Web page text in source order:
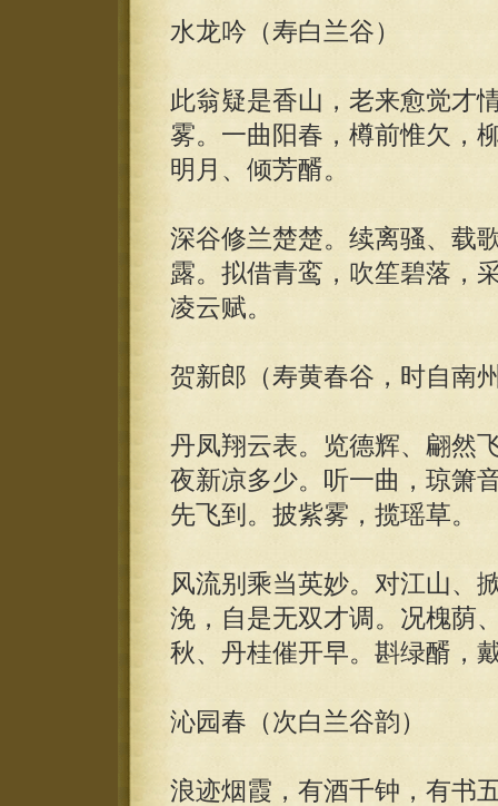
水龙吟（寿白兰谷）
此翁疑是香山，老来愈觉才
雾。一曲阳春，樽前惟欠，
明月、倾芳醑。
深谷修兰楚楚。续离骚、载
露。拟借青鸾，吹笙碧落，
凌云赋。
贺新郎（寿黄春谷，时自南
丹凤翔云表。览德辉、翩然
夜新凉多少。听一曲，琼箫
先飞到。披紫雾，揽瑶草。
风流别乘当英妙。对江山、
浼，自是无双才调。况槐荫
秋、丹桂催开早。斟绿醑，
沁园春（次白兰谷韵）
浪迹烟霞，有酒千钟，有书